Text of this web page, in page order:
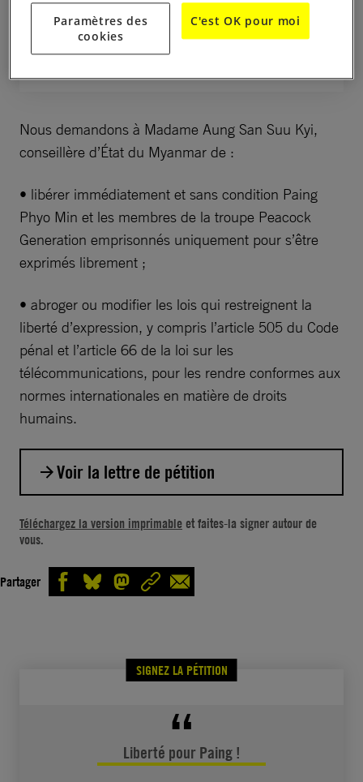
démocratie au Myanmar
Paing Phyo Min
Nous demandons à Madame Aung San Suu Kyi,
conseillère d’État du Myanmar de :
• libérer immédiatement et sans condition Paing
Phyo Min et les membres de la troupe Peacock
Generation emprisonnés uniquement pour s’être
exprimés librement ;
• abroger ou modifier les lois qui restreignent la
liberté d’expression, y compris l’article 505 du Code
pénal et l’article 66 de la loi sur les
télécommunications, pour les rendre conformes aux
normes internationales en matière de droits
humains.
Voir la lettre de pétition
connu pour ses représentations de thangyat,
un art traditionnel du Myanmar qui mêle
Paing Phyo Min, 23 ans, et d’autres membres
critiquaient l’armée. Pour avoir librement
Phyo Min purge actuellement une peine de six
Téléchargez la version imprimable et faites-la signer autour de
vous.
Partager
SIGNEZ LA PÉTITION
Liberté pour Paing !
Paramètres des
cookies
C'est OK pour moi